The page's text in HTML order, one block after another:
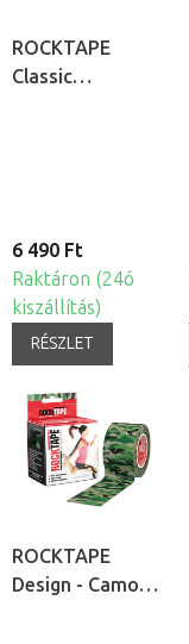
ROCKTAPE
Classic
6 490 Ft
Raktáron (24ó
kiszállítás)
RÉSZLET
ROCKTAPE
Design - Camo